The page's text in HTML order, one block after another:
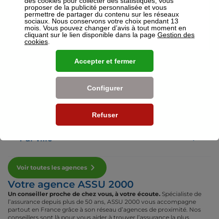
Voir plus
Nos établissements
Par département
Par ville
Voir toutes les agences
Votre agence ASSU 2000
Un conseiller proche de chez vous, à votre écoute. Spécialiste de
l’assurance depuis plus de 50 ans, ASSU 2000 vous accompagne
partout en France grâce à son réseau d’agences de proximité. Nos
conseillers sont là pour vous aider à trouver l’assurance la plus
proposer de la publicité personnalisée et vous
permettre de partager du contenu sur les réseaux
sociaux. Nous conservons votre choix pendant 13
mois. Vous pouvez changer d’avis à tout moment en
cliquant sur le lien disponible dans la page Gestion des
cookies
Refuser
Configurer
Accepter et fermer